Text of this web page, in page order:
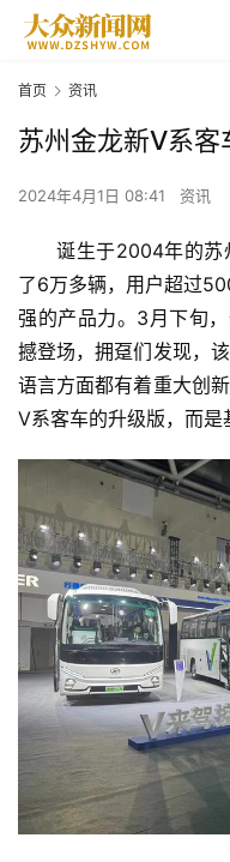
首页 资讯
苏州金龙新V系
2024年4月1日 08:41 资讯
诞生于2004年的苏
了6万多辆，用户超过
强的产品力。3月下旬
撼登场，拥趸们发现，
语言方面都有着重大创
V系客车的升级版，而是